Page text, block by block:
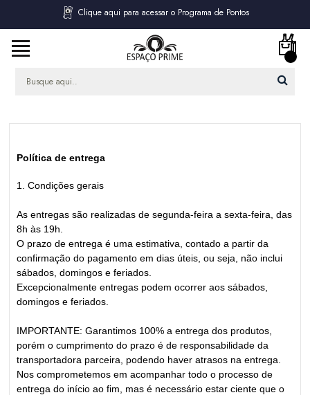
Clique aqui para acessar o Programa de Pontos
Política de entrega
1. Condições gerais
As entregas são realizadas de segunda-feira a sexta-feira, das
8h às 19h.
O prazo de entrega é uma estimativa, contado a partir da
confirmação do pagamento em dias úteis, ou seja, não inclui
sábados, domingos e feriados.
Excepcionalmente entregas podem ocorrer aos sábados,
domingos e feriados.
IMPORTANTE: Garantimos 100% a entrega dos produtos,
porém o cumprimento do prazo é de responsabilidade da
transportadora parceira, podendo haver atrasos na entrega.
Nos comprometemos em acompanhar todo o processo de
entrega do início ao fim, mas é necessário estar ciente que o